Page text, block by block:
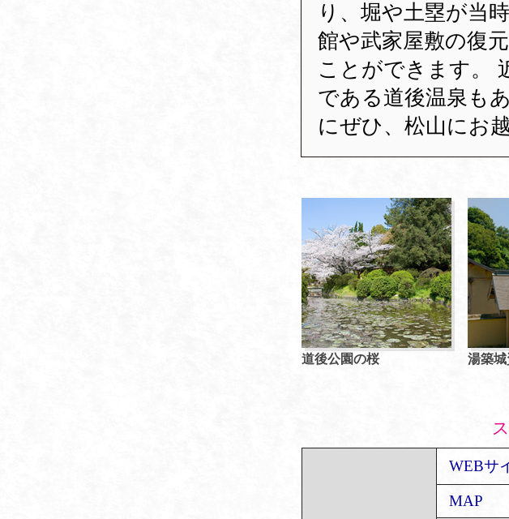
り、堀や土塁が当
館や武家屋敷の復
ことができます。
である道後温泉も
にぜひ、松山にお
道後公園の桜 湯築
WEBサ
MAP